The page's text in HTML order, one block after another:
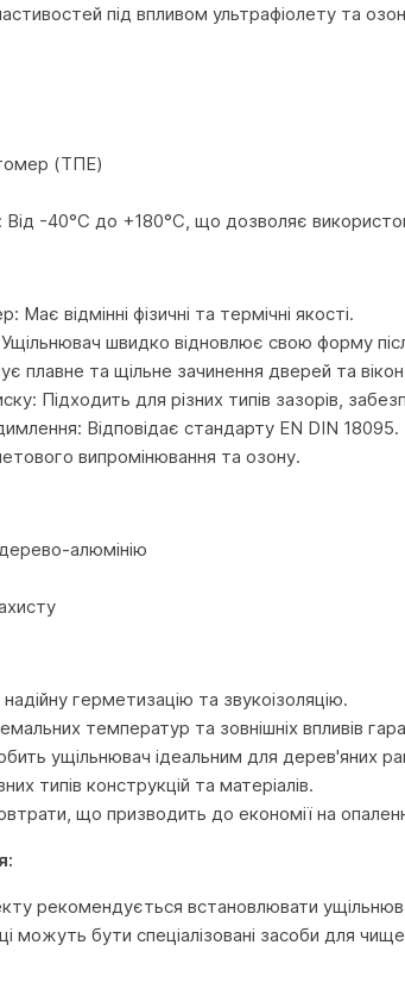
під впливом ультрафіолету та
(ТПЕ)
-40°C до +180°C, що дозволяє
відмінні фізичні та термічні якості.
швидко відновлює свою форму
плавне та щільне зачинення дверей та
Підходить для різних типів зазорів,
Відповідає стандарту EN DIN 18095.
випромінювання та озону.
алюмінію
герметизацію та звукоізоляцію.
температур та зовнішніх впливів
ущільнювач ідеальним для дерев'яних
типів конструкцій та матеріалів.
що призводить до економії на
рекомендується встановлювати
можуть бути спеціалізовані засоби для